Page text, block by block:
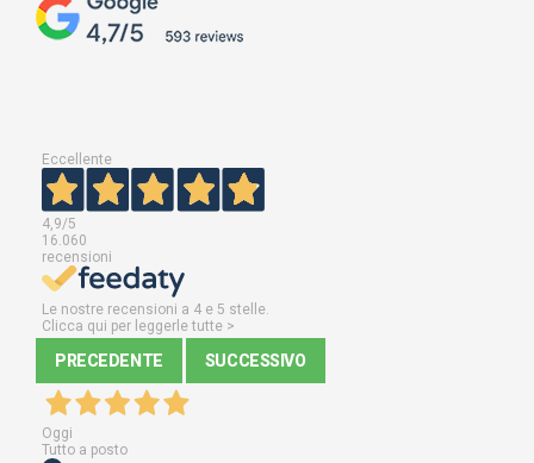
Eccellente
4,9/5
16.060
recensioni
Le nostre recensioni a 4 e 5 stelle.
Clicca qui per leggerle tutte >
PRECEDENTE SUCCESSIVO
Oggi
Tutto a posto